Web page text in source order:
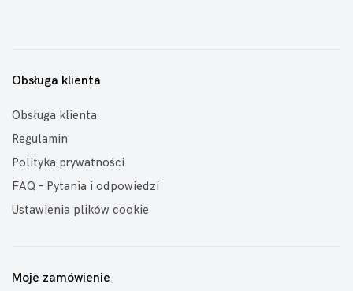
Obsługa klienta
Obsługa klienta
Regulamin
Polityka prywatności
FAQ – Pytania i odpowiedzi
Ustawienia plików cookie
Moje zamówienie